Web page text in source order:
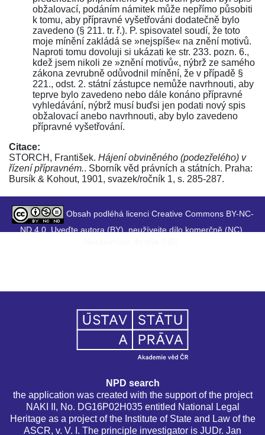
obžalovací, podáním námitek může nepřímo působiti
k tomu, aby přípravné vyšetřováni dodatečně bylo
zavedeno (§ 211. tr. ř.). P. spisovatel soudí, že toto
moje mínění zakládá se »nejspíše« na znění motivů.
Naproti tomu dovoluji si ukázati ke str. 233. pozn. 6.,
kdež jsem nikoli ze »znění motivů«, nýbrž ze samého
zákona zevrubně odůvodnil mínění, že v případě §
221., odst. 2. státní zástupce nemůže navrhnouti, aby
teprve bylo zavedeno nebo dále konáno přípravné
vyhledávání, nýbrž musí buďsi jen podati nový spis
obžalovací anebo navrhnouti, aby bylo zavedeno
přípravné vyšetřování.
Citace:
STORCH, František. Hájení obviněného (podezřelého) v
řízení přípravném.. Sborník věd právních a státních. Praha:
Bursík & Kohout, 1901, svazek/ročník 1, s. 285-287.
Obsah podléhá licenci Creative Commons BY-NC-
ND 4.0. Uveďte autora (BY), neužívejte dílo komerčně (NC),
NPD search
the application was created with the support of the project
NAKI II, No. DG16P02H035 entitled National Legal
Heritage as a project of the Institute of State and Law of the
ASCR, v. V. I. The principle investigator is JUDr. Jan